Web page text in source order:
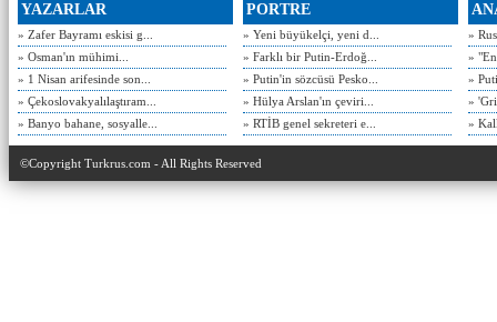
YAZARLAR
» Zafer Bayramı eskisi g...
» Osman'ın mühimi...
» 1 Nisan arifesinde son...
» Çekoslovakyalılaştıram...
» Banyo bahane, sosyalle...
PORTRE
» Yeni büyükelçi, yeni d...
» Farklı bir Putin-Erdoğ...
» Putin'in sözcüsü Pesko...
» Hülya Arslan'ın çeviri...
» RTİB genel sekreteri e...
»
»
»
»
»
©Copyright Turkrus.com - All Rights Reserved